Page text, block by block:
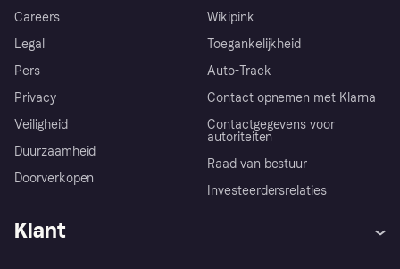
Careers
Legal
Pers
Privacy
Veiligheid
Duurzaamheid
Doorverkopen
Wikipink
Toegankelijkheid
Auto-Track
Contact opnemen met Klarna
Contactgegevens voor
autoriteiten
Raad van bestuur
Investeerdersrelaties
Klant